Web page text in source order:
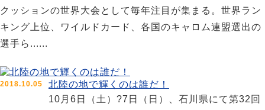
クッションの世界大会として毎年注目が集まる。世界ラン
キング上位、ワイルドカード、各国のキャロム連盟選出の
選手ら......
2018.10.05
北陸の地で輝くのは誰だ！
10月6日（土）?7日（日）、石川県にて第32回